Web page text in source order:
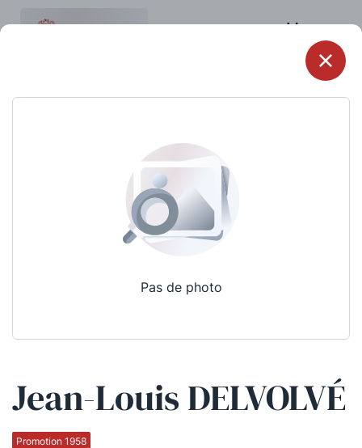
Menu
Pas de photo
Jean-Louis DELVOLVÉ
Promotion 1958
Qui sommes-nous ?
La Conférence